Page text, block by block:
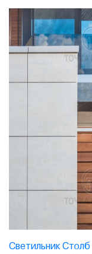
Светильник Столб